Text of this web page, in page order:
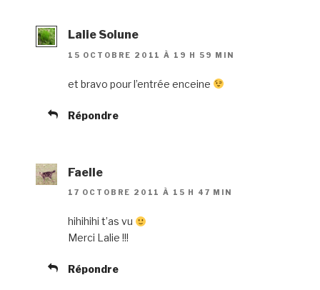
Lalie Solune
15 OCTOBRE 2011 À 19 H 59 MIN
et bravo pour l’entrée enceine
Répondre
Faelle
17 OCTOBRE 2011 À 15 H 47 MIN
hihihihi t’as vu
Merci Lalie !!!
Répondre